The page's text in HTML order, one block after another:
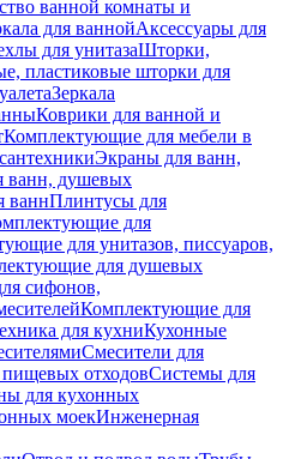
ванной комнаты и
для ваннойАксессуары для
для унитазаШторки,
пластиковые шторки для
Зеркала
Коврики для ванной и
Комплектующие для мебели в
Экраны для ванн,
ванн, душевых
ваннПлинтусы для
для
для унитазов, писсуаров,
для душевых
сифонов,
Комплектующие для
для кухниКухонные
Смесители для
отходовСистемы для
для кухонных
моекИнженерная